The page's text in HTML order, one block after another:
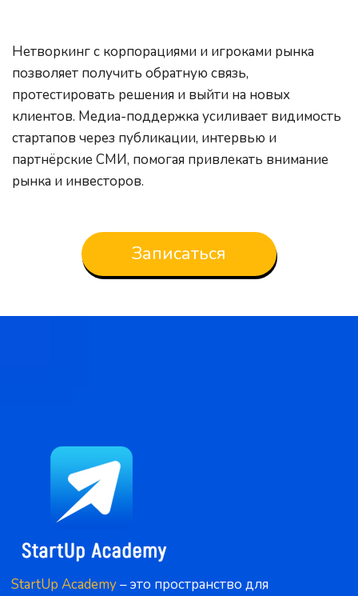
Нетворкинг с корпорациями и игроками рынка
позволяет получить обратную связь,
протестировать решения и выйти на новых
клиентов. Медиа-поддержка усиливает видимость
стартапов через публикации, интервью и
партнёрские СМИ, помогая привлекать внимание
рынка и инвесторов.
Записаться
StartUp Academy – это пространство для